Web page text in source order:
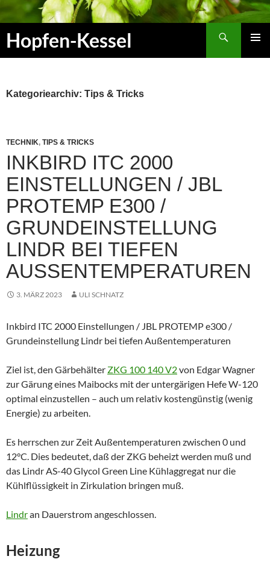
Zum
Inhalt
springen
Hopfen-Kessel
Kategoriearchiv: Tips & Tricks
TECHNIK, TIPS & TRICKS
INKBIRD ITC 2000
EINSTELLUNGEN / JBL
PROTEMP E300 /
GRUNDEINSTELLUNG
LINDR BEI TIEFEN
AUSSENTEMPERATUREN
3. MÄRZ 2023 ULI SCHNATZ
Inkbird ITC 2000 Einstellungen / JBL PROTEMP e300 /
Grundeinstellung Lindr bei tiefen Außentemperaturen
Ziel ist, den Gärbehälter ZKG 100 140 V2von Edgar Wagner
zur Gärung eines Maibocks mit der untergärigen Hefe W-120
optimal einzustellen – auch um relativ kostengünstig (wenig
Energie) zu arbeiten.
Es herrschen zur Zeit Außentemperaturen zwischen 0 und
12°C. Dies bedeutet, daß der ZKG beheizt werden muß und
das Lindr AS-40 Glycol Green Line Kühlaggregat nur die
Kühlflüssigkeit in Zirkulation bringen muß.
Lindran Dauerstrom angeschlossen.
Heizung